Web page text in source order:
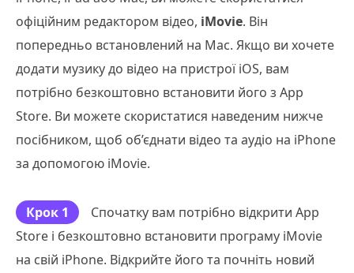
офіційним редактором відео, iMovie. Він
попередньо встановлений на Mac. Якщо ви хочете
додати музику до відео на пристрої iOS, вам
потрібно безкоштовно встановити його з App
Store. Ви можете скористатися наведеним нижче
посібником, щоб об’єднати відео та аудіо на iPhone
за допомогою iMovie.
Крок 1
Спочатку вам потрібно відкрити App
Store і безкоштовно встановити програму iMovie
на свій iPhone. Відкрийте його та почніть новий